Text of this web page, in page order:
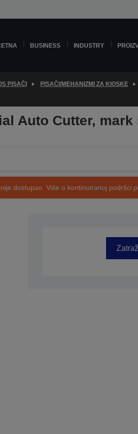
BUSINESS INDUSTRY
PISAČI PISAČI/MEHANIZMI ZA KIOSKE
Auto Cutter,
dostupan. Više o kontinuiranoj podršci